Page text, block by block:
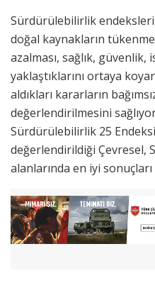
Sürdürülebilirlik
doğal kaynakların
azalması, sağlık,
yaklaştıklarını ortaya
aldıkları kararların
değerlendirilmesini
Sürdürülebilirlik 25
değerlendirildiği Çevresel,
alanlarında en iyi sonuçları